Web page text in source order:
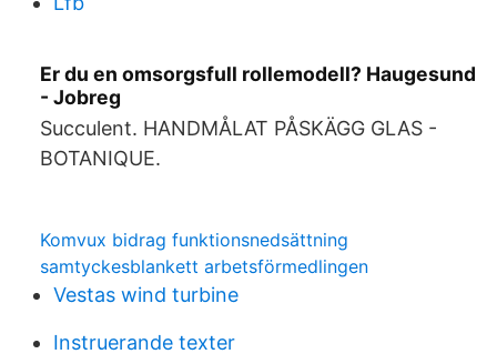
Er du en omsorgsfull rollemodell? Haugesund
- Jobreg
Succulent. HANDMÅLAT PÅSKÄGG GLAS -
BOTANIQUE.
Komvux bidrag funktionsnedsättning
samtyckesblankett arbetsförmedlingen
Vestas wind turbine
Instruerande texter